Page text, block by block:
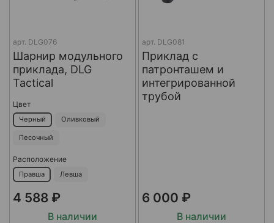
арт. DLG076
Шарнир модульного
приклада, DLG
Tactical
Цвет
Черный Оливковый
Песочный
Расположение
Правша Левша
4 588 ₽
В наличии
арт. DLG081
Приклад с
патронташем и
интегрированной
трубой
6 000 ₽
В наличии